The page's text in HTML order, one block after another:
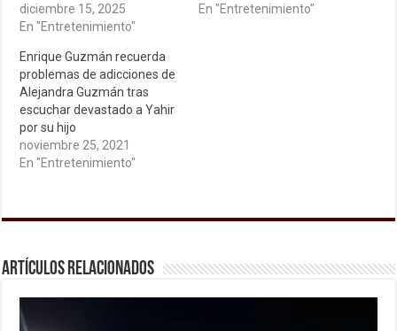
diciembre 15, 2025
En "Entretenimiento"
En "Entretenimiento"
Enrique Guzmán recuerda
problemas de adicciones de
Alejandra Guzmán tras
escuchar devastado a Yahir
por su hijo
noviembre 25, 2021
En "Entretenimiento"
Artículos relacionados